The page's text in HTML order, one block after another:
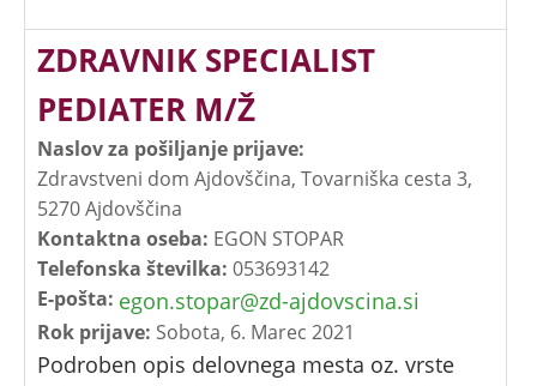
ZDRAVNIK SPECIALIST
PEDIATER M/Ž
Naslov za pošiljanje prijave:
Zdravstveni dom Ajdovščina, Tovarniška cesta 3,
5270 Ajdovščina
Kontaktna oseba: EGON STOPAR
Telefonska številka: 053693142
E-pošta: egon.stopar@zd-ajdovscina.si
Rok prijave: Sobota, 6. Marec 2021
Podroben opis delovnega mesta oz. vrste